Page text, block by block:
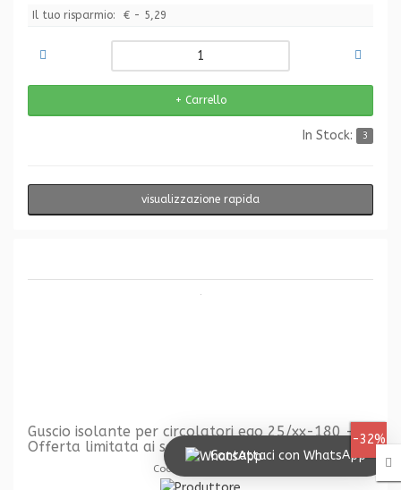
Il tuo risparmio: € - 5,29
In Stock: 3
visualizzazione rapida
-32%
Guscio isolante per circolatori ego 25/xx-180 -
Offerta limitata ai soli pezzi in stock
Codice: EBA.01013
Contattaci con WhatsApp